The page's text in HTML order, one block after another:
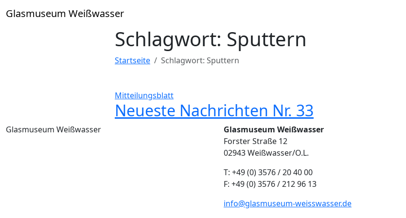
toGlasmuseum Weißwasser
Schlagwort: Sputtern
Startseite Schlagwort: Sputtern
Mitteilungsblatt
Neueste Nachrichten Nr. 33
Glasmuseum Weißwasser
Glasmuseum Weißwasser
Forster Straße 12
02943 Weißwasser/O.L.
T: +49 (0) 3576 / 20 40 00
F: +49 (0) 3576 / 212 96 13
info@glasmuseum-weisswasser.de